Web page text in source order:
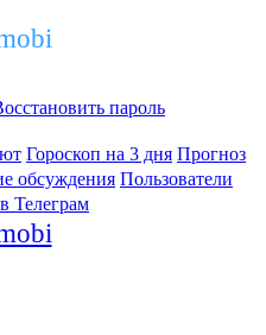
пароль
Гороскоп на 3 дня Прогноз
обсуждения Пользователи
Телеграм